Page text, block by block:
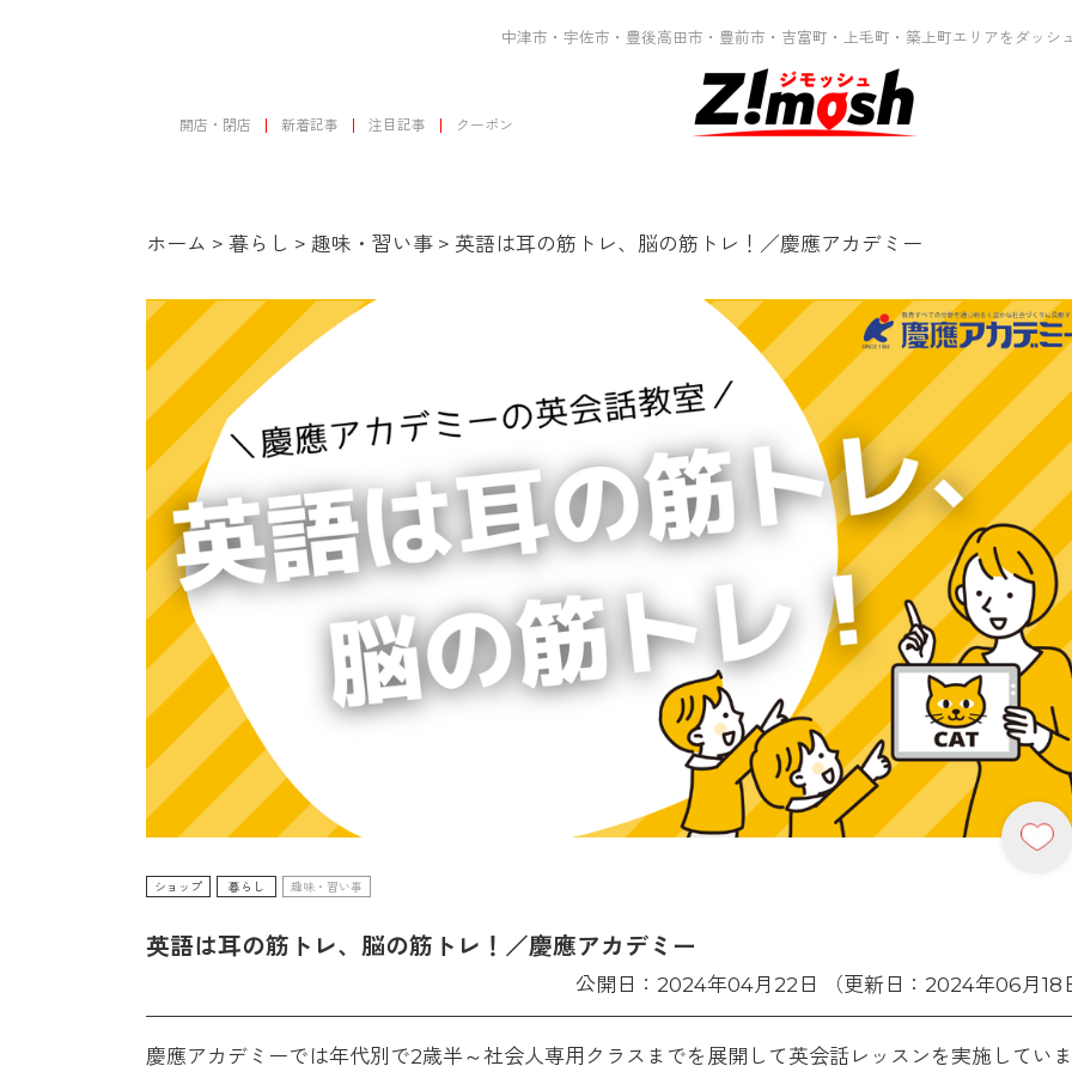
中津市・宇佐市・豊後高田市・豊前市・吉富町・上毛町・築上町エリアをダッシ
開店・閉店 新着記事 注目記事 クーポン
ホーム > 暮らし > 趣味・習い事 > 英語は耳の筋トレ、脳の筋トレ！／慶應アカデミー
ショップ 暮らし 趣味・習い事
英語は耳の筋トレ、脳の筋トレ！／慶應アカデミー
公開日：2024年04月22日 （更新日：2024年06月18
慶應アカデミーでは年代別で2歳半～社会人専用クラスまでを展開して英会話レッスンを実施していま